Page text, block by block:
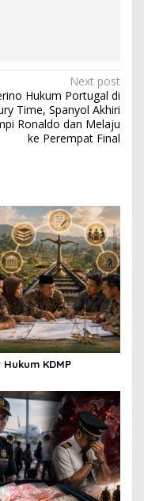
Next post
Hukum Portugal di
Time, Spanyol Akhiri
Ronaldo dan Melaju
ke Perempat Final
KDMP